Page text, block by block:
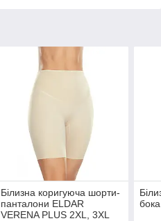
Білизна коригуюча шорти-
панталони ELDAR
VERENA PLUS 2XL, 3XL